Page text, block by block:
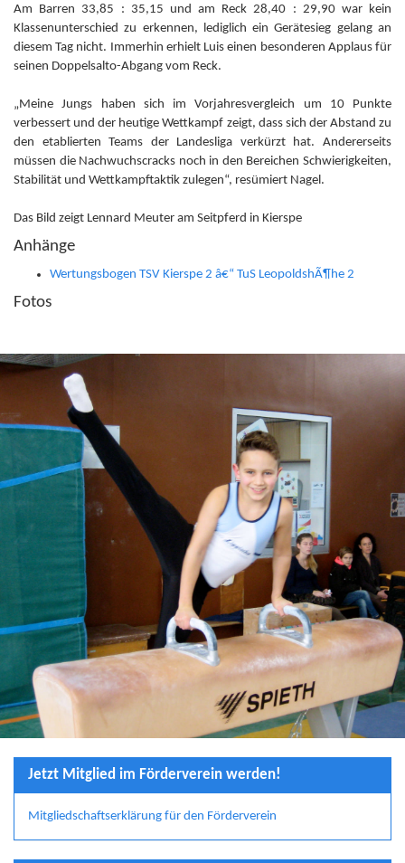
Am Barren 33,85 : 35,15 und am Reck 28,40 : 29,90 war kein
Klassenunterschied zu erkennen, lediglich ein Gerätesieg gelang an
diesem Tag nicht. Immerhin erhielt Luis einen besonderen Applaus für
seinen Doppelsalto-Abgang vom Reck.
„Meine Jungs haben sich im Vorjahresvergleich um 10 Punkte
verbessert und der heutige Wettkampf zeigt, dass sich der Abstand zu
den etablierten Teams der Landesliga verkürzt hat. Andererseits
müssen die Nachwuchscracks noch in den Bereichen Schwierigkeiten,
Stabilität und Wettkampftaktik zulegen“, resümiert Nagel.
Das Bild zeigt Lennard Meuter am Seitpferd in Kierspe
Anhänge
Wertungsbogen TSV Kierspe 2 â€“ TuS LeopoldshÃ¶he 2
Fotos
Jetzt Mitglied im Förderverein werden!
Mitgliedschaftserklärung für den Förderverein